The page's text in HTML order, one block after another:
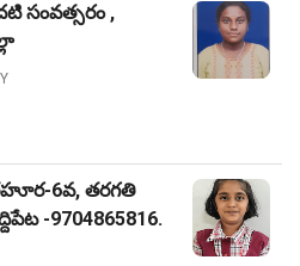
సంవత్సరం ,
6వ, తరగతి
-9704865816.